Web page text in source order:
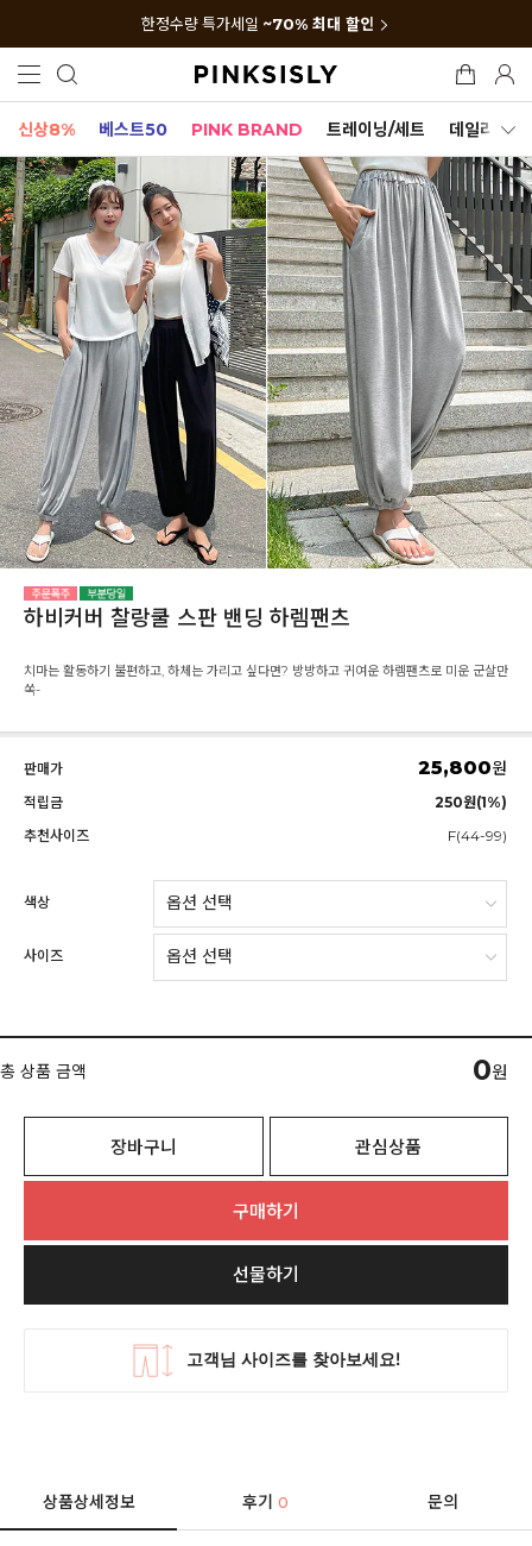
한정수량 특가세일 ~70% 최대 할인
신상8% 베스트50 PINK BRAND 트레이닝/세트 데일리세트
하비커버 찰랑쿨 스판 밴딩 하렘팬츠
치마는 활동하기 불편하고, 하체는 가리고 싶다면? 방방하고 귀여운 하렘팬츠로 미운 군살만
쏙-
판매가 25,800원
적립금
250원(1%)
추천사이즈
F(44-99)
색상
사이즈
총 상품 금액 0원
장바구니 관심상품
구매하기
선물하기
상품상세정보 후기0 문의